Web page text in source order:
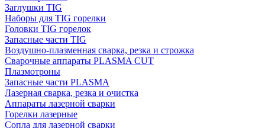
Заглушки TIG
Наборы для TIG горелки
Головки TIG горелок
Запасные части TIG
Воздушно-плазменная сварка, резка и строжка
Сварочные аппараты PLASMA CUT
Плазмотроны
Запасные части PLASMA
Лазерная сварка, резка и очистка
Аппараты лазерной сварки
Горелки лазерные
Сопла для лазерной сварки